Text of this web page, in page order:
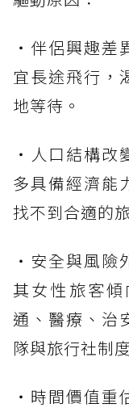
・伴侶興趣
宜長途飛行，
地等待。
・人口結構
多具備經濟能
找不到合適的
・安全與風
其女性旅客
通、醫療、治
隊與旅行社制
・時間價值